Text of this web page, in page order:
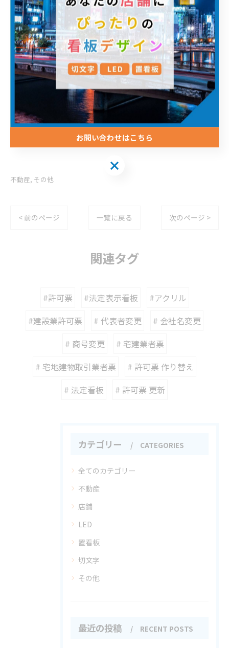
--------------------------------------------------------------------
--
有限会社シーベ
住所 : 福岡県福岡市博多区銀天町１丁目３−３５
電話番号 : 092-589-5033
福岡で不動産管理会社をサポート
--------------------------------------------------------------------
--
不動産 その他
< 前のページ 一覧に戻る 次のページ >
関連タグ
#許可票 #法定表示看板
#アクリル
#建設業許可票
# 代表者変更
# 会社名変更
# 商号変更
# 宅建業者票
# 宅地建物取引業者票
# 許可票 作り替え
# 法定看板
# 許可票 更新
カテゴリー CATEGORIES
全てのカテゴリー
不動産
店舗
LED
置看板
切文字
その他
最近の投稿 RECENT POSTS
お問い合わせはこちら